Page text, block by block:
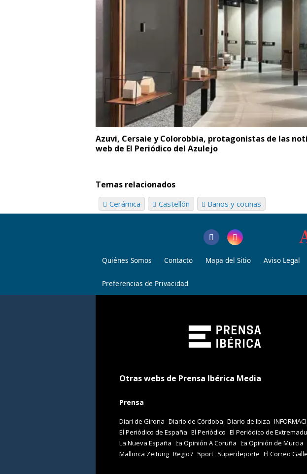
Azuvi, Cersaie y Colorobbia, protagonistas de las
web de El Periódico del Azulejo
Temas relacionados
Cerámica Castellón Baños y cocinas
Quiénes Somos Contacto Mapa del Sitio Aviso Legal
Preferencias de Privacidad
Otras webs de Prensa Ibérica Media
Prensa
Diari de Girona Diario de Córdoba Diario de Ibiza
El Periódico de España El Periódico El Periódico de
La Nueva España La Opinión A Coruña La Opinión de Murcia
Mallorca Zeitung Regio7 Sport Superdeporte El Correo